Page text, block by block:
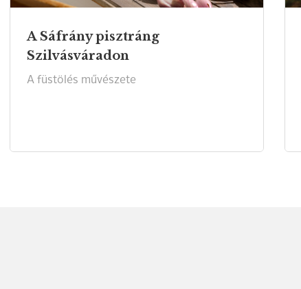
A Sáfrány pisztráng
Szilvásváradon
A füstölés művészete